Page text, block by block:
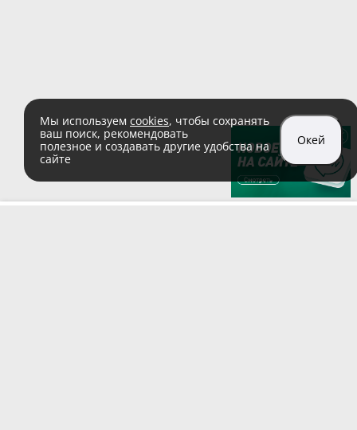
Мы используем cookies, чтобы сохранять
ваш поиск, рекомендовать
полезное и создавать другие удобства на
сайте
Окей